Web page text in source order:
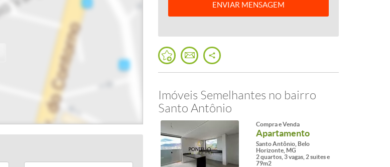
ENVIAR MENSAGEM
Imóveis Semelhantes no bairro
Santo Antônio
Compra e Venda
Apartamento
Santo Antônio, Belo
Horizonte, MG
2 quartos, 3 vagas, 2 suites e
79m2